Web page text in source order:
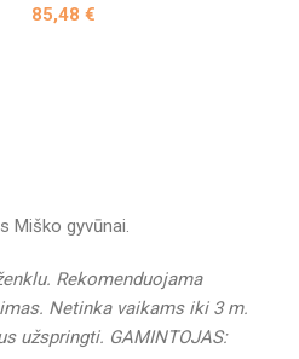
85,48 €
Miško gyvūnai.
Rekomenduojama
Netinka vaikams iki 3 m.
užspringti. GAMINTOJAS: